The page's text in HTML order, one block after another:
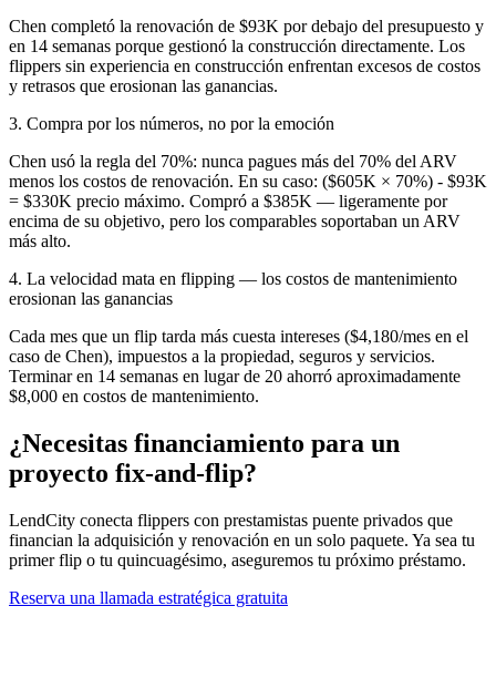
Chen completó la renovación de $93K por debajo del presupuesto y
en 14 semanas porque gestionó la construcción directamente. Los
flippers sin experiencia en construcción enfrentan excesos de costos
y retrasos que erosionan las ganancias.
3. Compra por los números, no por la emoción
Chen usó la regla del 70%: nunca pagues más del 70% del ARV
menos los costos de renovación. En su caso: ($605K × 70%) - $93K
= $330K precio máximo. Compró a $385K — ligeramente por
encima de su objetivo, pero los comparables soportaban un ARV
más alto.
4. La velocidad mata en flipping — los costos de mantenimiento
erosionan las ganancias
Cada mes que un flip tarda más cuesta intereses ($4,180/mes en el
caso de Chen), impuestos a la propiedad, seguros y servicios.
Terminar en 14 semanas en lugar de 20 ahorró aproximadamente
$8,000 en costos de mantenimiento.
¿Necesitas financiamiento para un
proyecto fix-and-flip?
LendCity conecta flippers con prestamistas puente privados que
financian la adquisición y renovación en un solo paquete. Ya sea tu
primer flip o tu quincuagésimo, aseguremos tu próximo préstamo.
Reserva una llamada estratégica gratuita